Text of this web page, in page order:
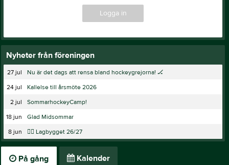
Logga in
Nyheter från föreningen
27 jul
Nu är det dags att rensa bland hockeygrejorna! 🏒
24 jul
Kallelse till årsmöte 2026
2 jul
SommarhockeyCamp!
18 jun
Glad Midsommar
8 jun
✍🏻 Lagbygget 26/27
På gång Kalender